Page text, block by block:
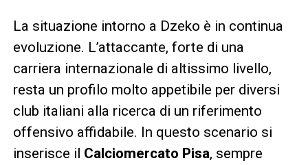
La situazione intorno a Dzeko è in continua
evoluzione. L’attaccante, forte di una
carriera internazionale di altissimo livello,
resta un profilo molto appetibile per diversi
club italiani alla ricerca di un riferimento
offensivo affidabile. In questo scenario si
inserisce il Calciomercato Pisa, sempre